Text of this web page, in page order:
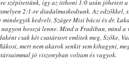
szépítettünk, így az itthoni 1:0 után jöhetett a
2:1-re diadalmaskodtunk. Az edzőkkel,
kedvelt. Száger Misi bácsi és dr.
hosszú lenne. Mind a Fradiban, mind
csak két csatársort említek meg, Szőke,
mert nem akarok senkit sem kihagyni,
jó viszonyban voltam és vagyok.